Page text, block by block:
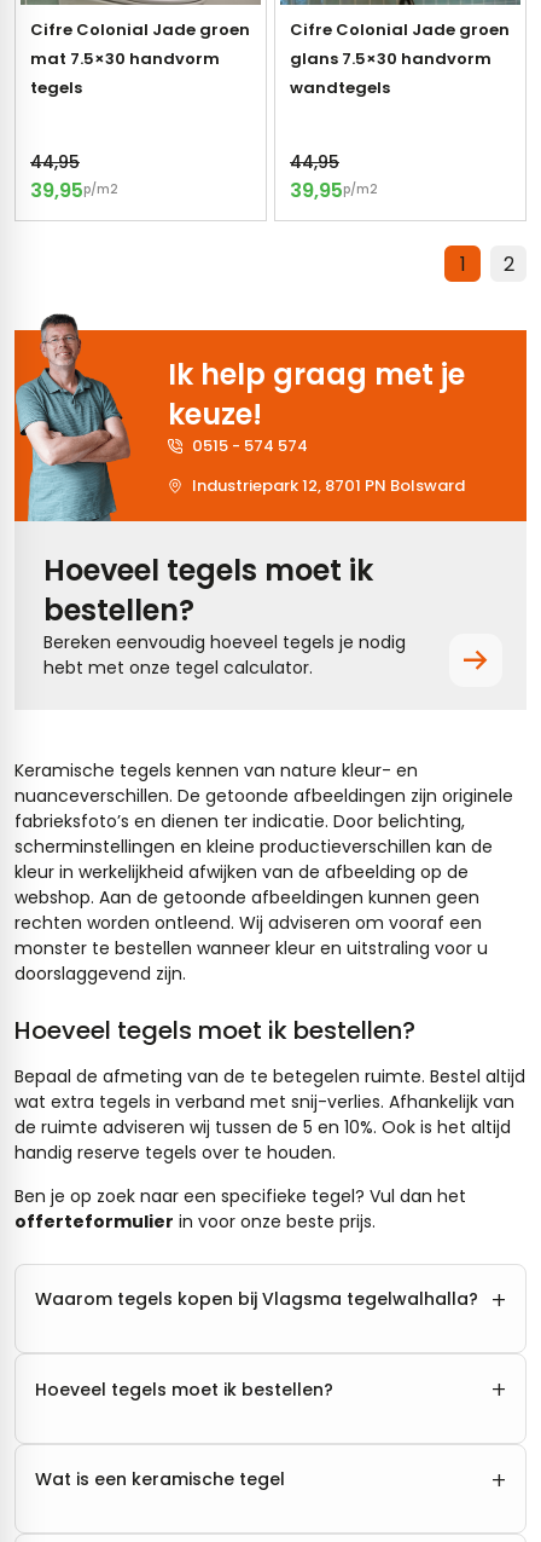
Cifre Colonial Jade groen
mat 7.5×30 handvorm
tegels
44,95
39,95p/m2
Cifre Colonial Jade groen
glans 7.5×30 handvorm
wandtegels
44,95
39,95p/m2
1 2
Ik help graag met je
keuze!
0515 - 574 574
Industriepark 12, 8701 PN Bolsward
Hoeveel tegels moet ik
bestellen?
Bereken eenvoudig hoeveel tegels je nodig
hebt met onze tegel calculator.
Keramische tegels kennen van nature kleur- en
nuanceverschillen. De getoonde afbeeldingen zijn originele
fabrieksfoto’s en dienen ter indicatie. Door belichting,
scherminstellingen en kleine productieverschillen kan de
kleur in werkelijkheid afwijken van de afbeelding op de
webshop. Aan de getoonde afbeeldingen kunnen geen
rechten worden ontleend. Wij adviseren om vooraf een
monster te bestellen wanneer kleur en uitstraling voor u
doorslaggevend zijn.
Hoeveel tegels moet ik bestellen?
Bepaal de afmeting van de te betegelen ruimte. Bestel altijd
wat extra tegels in verband met snij-verlies. Afhankelijk van
de ruimte adviseren wij tussen de 5 en 10%. Ook is het altijd
handig reserve tegels over te houden.
Ben je op zoek naar een specifieke tegel? Vul dan het
offerteformulier in voor onze beste prijs.
Waarom tegels kopen bij Vlagsma tegelwalhalla? +
Hoeveel tegels moet ik bestellen? +
Wat is een keramische tegel +